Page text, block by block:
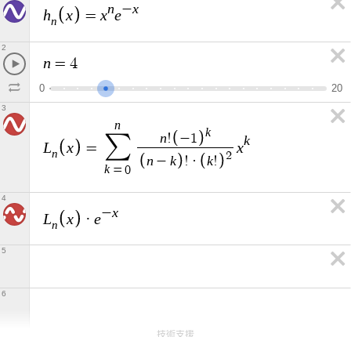
hn x = xne−x
n = 4
0 20
2
Ln x =
n
∑
k = 0
n! −1 k
n − k ! · k! 2 xk
3
Ln x · e−x
4
5
6
技術支援